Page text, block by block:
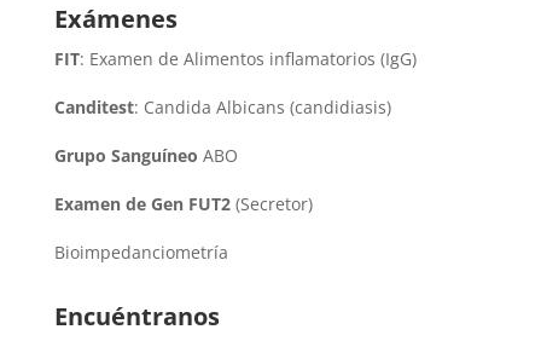
Exámenes
FIT: Examen de Alimentos inflamatorios (IgG)
Canditest: Candida Albicans (candidiasis)
Grupo Sanguíneo ABO
Examen de Gen FUT2(Secretor)
Bioimpedanciometría
Encuéntranos